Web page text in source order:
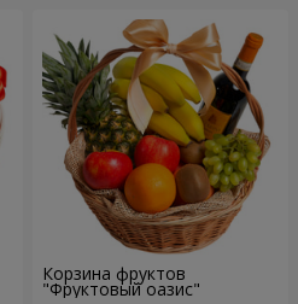
Корзина фруктов
"Фруктовый оазис"